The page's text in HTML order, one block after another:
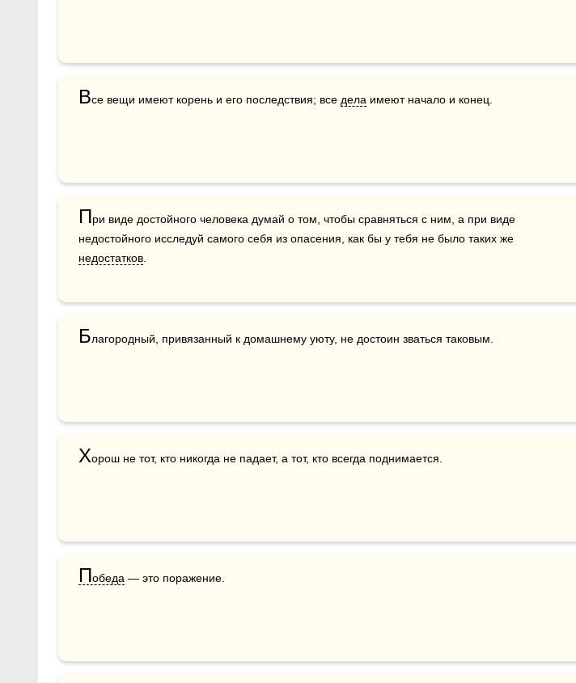
Все вещи имеют корень и его последствия; все дела имеют начало и конец.
При виде достойного человека думай о том, чтобы сравняться с ним, а при виде
недостатков
Благородный, привязанный к домашнему уюту, не достоин зваться таковым.
Хорош не тот, кто никогда не падает, а тот, кто всегда поднимается.
Победа — это поражение.